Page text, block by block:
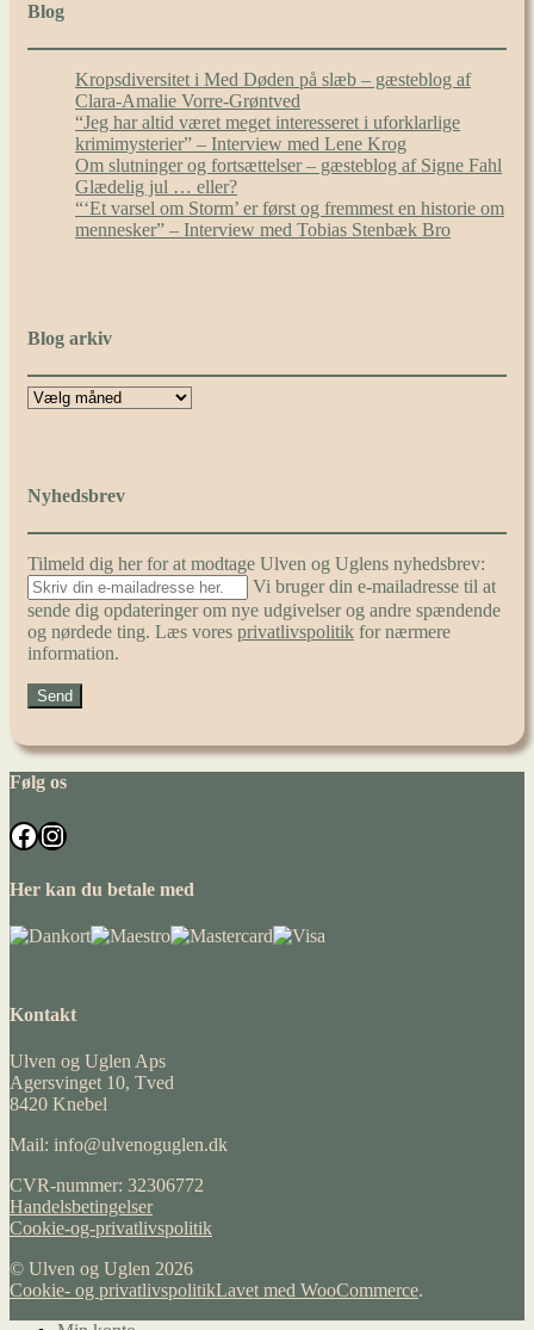
Blog
Kropsdiversitet i Med Døden på slæb – gæsteblog af
Clara-Amalie Vorre-Grøntved
“Jeg har altid været meget interesseret i uforklarlige
krimimysterier” – Interview med Lene Krog
Om slutninger og fortsættelser – gæsteblog af Signe Fahl
Glædelig jul … eller?
“‘Et varsel om Storm’ er først og fremmest en historie om
mennesker” – Interview med Tobias Stenbæk Bro
Blog arkiv
Nyhedsbrev
Tilmeld dig her for at modtage Ulven og Uglens nyhedsbrev:
Vi bruger din e-mailadresse til at
sende dig opdateringer om nye udgivelser og andre spændende
og nørdede ting. Læs vores privatlivspolitik for nærmere
information.
Følg os
Facebook
Instagram
Her kan du betale med
Kontakt
Ulven og Uglen Aps
Agersvinget 10, Tved
8420 Knebel
Mail: info@ulvenoguglen.dk
CVR-nummer: 32306772
Handelsbetingelser
Cookie-og-privatlivspolitik
© Ulven og Uglen 2026
Cookie- og privatlivspolitikLavet med WooCommerce.